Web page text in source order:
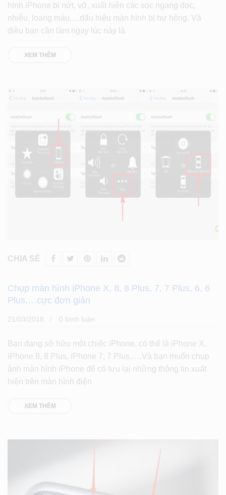
hình iPhone bị nứt, vỡ, xuất hiện các sọc ngang dọc,
nhiễu, loang màu,…dấu hiệu màn hình bị hư hỏng. Và
điều bạn cần làm ngay lúc này là
XEM THÊM
CHIA SẺ
Chụp màn hình iPhone X, 8, 8 Plus, 7, 7 Plus, 6, 6
Plus,…cực đơn giản
21/03/2018 0 bình luân
Bạn đang sở hữu một chiếc iPhone, có thể là iPhone X,
iPhone 8, 8 Plus, iPhone 7, 7 Plus,….Và bạn muốn chụp
ảnh màn hình iPhone để có lưu lại những thông tin xuất
hiện trên màn hình điện
XEM THÊM